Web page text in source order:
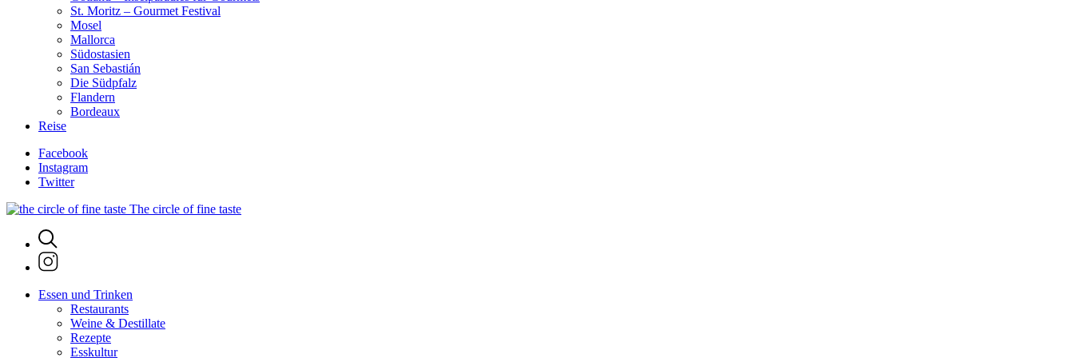
St. Moritz – Gourmet Festival
Mosel
Mallorca
Südostasien
San Sebastián
Die Südpfalz
Flandern
Bordeaux
Reise
Facebook
Instagram
Twitter
The circle of fine taste
Essen und Trinken
Restaurants
Weine & Destillate
Rezepte
Esskultur